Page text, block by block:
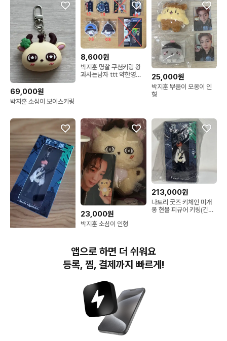
69,000원
박지훈 소심이 보이스키링
8,600원
박지훈 명찰 쿠션키링 왕
과사는남자 ttt 약한영웅
25,000원
박지훈 뿌움이 모옹이 인
형
23,000원
박지훈 소심이 인형
213,000원
나토리 굿즈 키체인 미개
봉 현물 피규어 키링(긴테
번개장터(주) 사업자정보, 이용약관 및 기타 법적고지
번개장터㈜는 통신판매중개자이며, 통신판매의 당사자가 아닙니다. 전자상거래 등에서의
소비자보호에 관한 법률 등 관련 법령 및 번개장터㈜의 약관에 따라 상품, 상품정보, 거래에 관한 책임은
개별 판매자에게 귀속하고, 번개장터㈜는 원칙적으로 회원간 거래에 대하여 책임을 지지 않습니다.
앱으로 하면 더 쉬워요
등록, 찜, 결제까지 빠르게!